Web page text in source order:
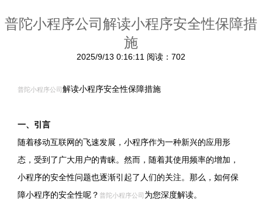
普陀小程序公司解读小程序安全性保障措
施
2025/9/13 0:16:11 阅读：702
普陀小程序公司 解读小程序安全性保障措施
一、引言
随着移动互联网的飞速发展，小程序作为一种新兴的应用形
态，受到了广大用户的青睐。然而，随着其使用频率的增加，
小程序的安全性问题也逐渐引起了人们的关注。那么，如何保
障小程序的安全性呢？ 普陀小程序公司 为您深度解读。